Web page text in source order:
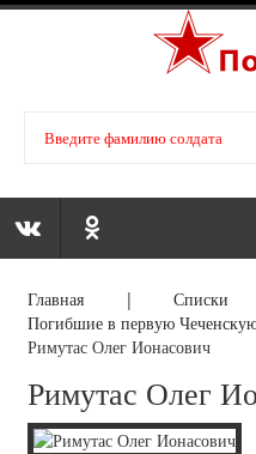
Главная |Списки
Погибшие в первую
Римутас Олег Ионасович
Римутас Олег